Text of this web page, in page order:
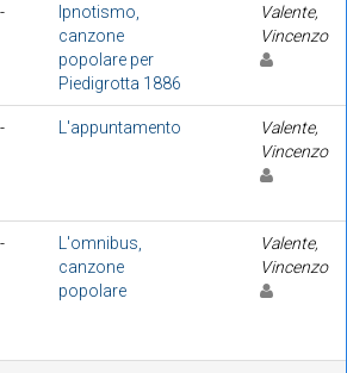
-
Ipnotismo,
canzone
popolare per
Piedigrotta 1886
Valente,
Vincenzo
- L'appuntamento
Valente,
Vincenzo
-
L'omnibus,
canzone
popolare
Valente,
Vincenzo